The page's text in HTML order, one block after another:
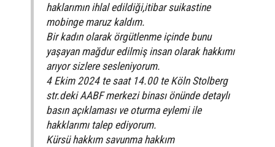
haklarımın ihlal edildiği,itibar suikastine
mobinge maruz kaldım.
Bir kadın olarak örgütlenme içinde bunu
yaşayan mağdur edilmiş insan olarak hakkımı
arıyor sizlere sesleniyorum.
4 Ekim 2024 te saat 14.00 te Köln Stolberg
str.deki AABF merkezi binası önünde detaylı
basın açıklaması ve oturma eylemi ile
hakklarımı talep ediyorum.
Kürsü hakkım savunma hakkım